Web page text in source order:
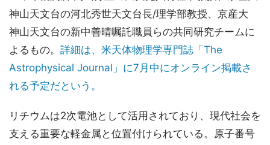
神山天文台の河北秀世天文台長/理学部教授、京産大
神山天文台の新中善晴嘱託職員らの共同研究チームに
よるもの。 詳細は、米天体物理学専門誌「The
Astrophysical Journal」に7月中にオンライン掲載さ
れる予定だという。
リチウムは2次電池として活用されており、現代社会を
支える重要な軽金属と位置付けられている。原子番号